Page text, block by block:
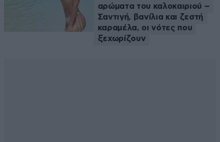
αρώματα του καλοκαιριού –
Σαντιγή, βανίλια και ζεστή
καραμέλα, οι νότες που
ξεχωρίζουν